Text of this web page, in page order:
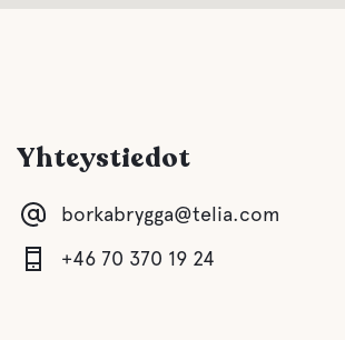
Buffe/lounas
A la carte
Yhteystiedot
borkabrygga@telia.com
+46 70 370 19 24